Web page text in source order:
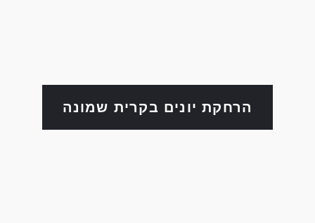
הרחקת יונים בקרית שמונה